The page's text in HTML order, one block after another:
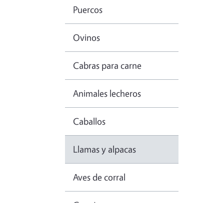
Puercos
Ovinos
Cabras para carne
Animales lecheros
Caballos
Llamas y alpacas
Aves de corral